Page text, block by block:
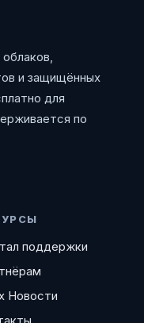
и защищённых
для
по
поддержки
Новости